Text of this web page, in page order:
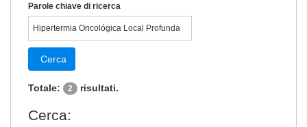
Parole chiave di ricerca
Cerca
Totale: 2 risultati.
Cerca: